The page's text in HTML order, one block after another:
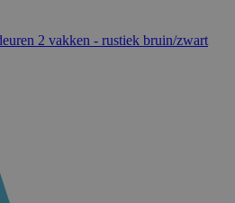
2 vakken - rustiek bruin/zwart